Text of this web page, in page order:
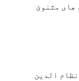
های مثنوئ
الدین